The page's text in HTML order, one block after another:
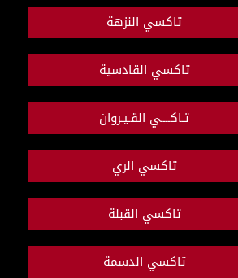
تاكسي النزهة
تاكسي القادسية
تـاكــــي القـيـروان
تاكسي الري
تاكسي القبلة
تاكسي الدسمة